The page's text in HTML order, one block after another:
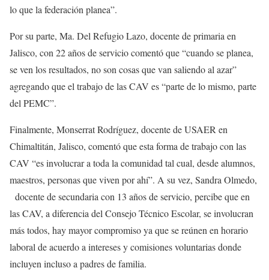
lo que la federación planea”.
Por su parte, Ma. Del Refugio Lazo, docente de primaria en
Jalisco, con 22 años de servicio comentó que “cuando se planea,
se ven los resultados, no son cosas que van saliendo al azar”
agregando que el trabajo de las CAV es “parte de lo mismo, parte
del PEMC”.
Finalmente, Monserrat Rodríguez, docente de USAER en
Chimaltitán, Jalisco, comentó que esta forma de trabajo con las
CAV “es involucrar a toda la comunidad tal cual, desde alumnos,
maestros, personas que viven por ahí”. A su vez, Sandra Olmedo,
docente de secundaria con 13 años de servicio, percibe que en
las CAV, a diferencia del Consejo Técnico Escolar, se involucran
más todos, hay mayor compromiso ya que se reúnen en horario
laboral de acuerdo a intereses y comisiones voluntarias donde
incluyen incluso a padres de familia.